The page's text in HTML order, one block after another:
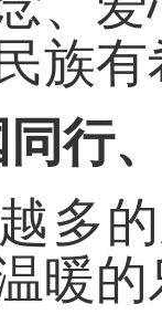
族
行
多
暖